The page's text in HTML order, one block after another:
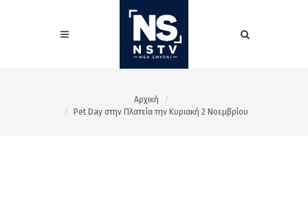
Αρχική
Pet Day στην Πλατεία την Κυριακή 2 Νοεμβρίου